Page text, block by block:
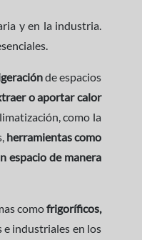
y en la industria.
de espacios
o aportar calor
como la
herramientas como
espacio de manera
comofrigoríficos,
e industriales en los